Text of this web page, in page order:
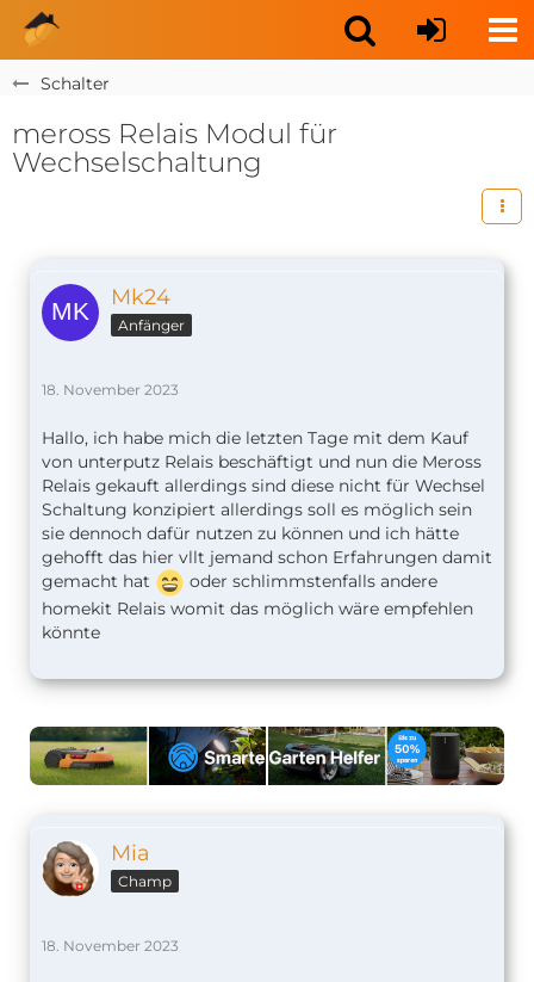
Schalter
meross Relais Modul für
Wechselschaltung
Mk24
Anfänger
18. November 2023
Hallo, ich habe mich die letzten Tage mit dem Kauf
von unterputz Relais beschäftigt und nun die Meross
Relais gekauft allerdings sind diese nicht für Wechsel
Schaltung konzipiert allerdings soll es möglich sein
sie dennoch dafür nutzen zu können und ich hätte
gehofft das hier vllt jemand schon Erfahrungen damit
gemacht hat
oder schlimmstenfalls andere
homekit Relais womit das möglich wäre empfehlen
könnte
Mia
Champ
18. November 2023